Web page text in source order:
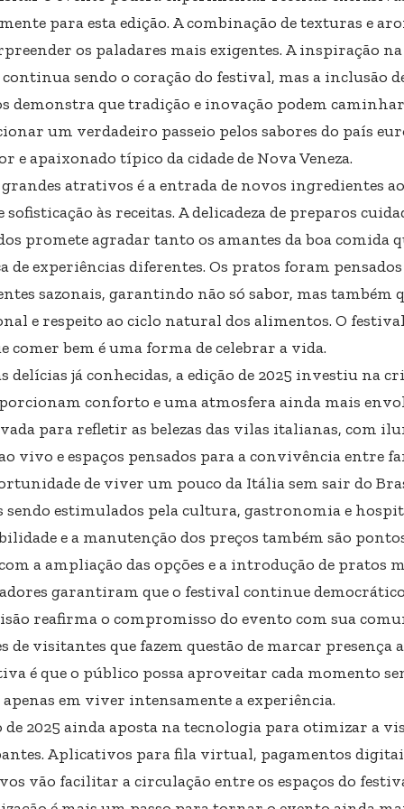
para esta edição. A combinação de texturas e
os paladares mais exigentes. A inspiração
sendo o coração do festival, mas a inclusão
demonstra que tradição e inovação podem
um verdadeiro passeio pelos sabores do país
e apaixonado típico da cidade de Nova Veneza.
atrativos é a entrada de novos ingredientes
sofisticação às receitas. A delicadeza de preparos
promete agradar tanto os amantes da boa comida
de experiências diferentes. Os pratos foram
sazonais, garantindo não só sabor, mas também
e respeito ao ciclo natural dos alimentos. O
comer bem é uma forma de celebrar a vida.
delícias já conhecidas, a edição de 2025 investiu na
conforto e uma atmosfera ainda mais
para refletir as belezas das vilas italianas, com
vivo e espaços pensados para a convivência entre
de viver um pouco da Itália sem sair do
sendo estimulados pela cultura, gastronomia e
e a manutenção dos preços também são
a ampliação das opções e a introdução de pratos
garantiram que o festival continue democrático
reafirma o compromisso do evento com sua
de visitantes que fazem questão de marcar presença
é que o público possa aproveitar cada momento
em viver intensamente a experiência.
de 2025 ainda aposta na tecnologia para otimizar a
Aplicativos para fila virtual, pagamentos
vão facilitar a circulação entre os espaços do